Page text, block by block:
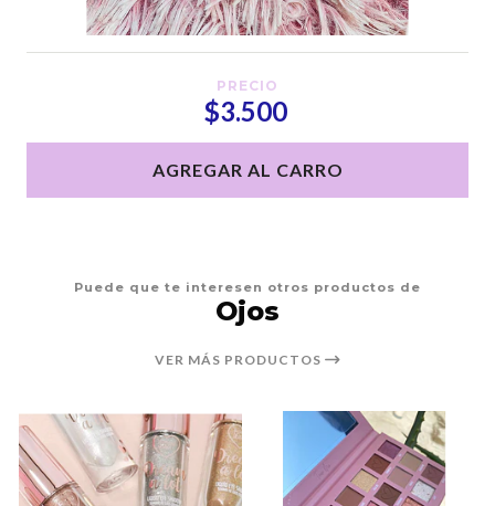
PRECIO
$3.500
AGREGAR AL CARRO
Puede que te interesen otros productos de
Ojos
VER MÁS PRODUCTOS